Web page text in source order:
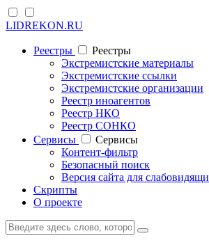
LIDREKON.RU
Реестры
Реестры
Экстремистские материалы
Экстремистские ссылки
Экстремистские организации
Реестр иноагентов
Реестр НКО
Реестр СОНКО
Cервисы
Cервисы
Контент-фильтр
Безопасный поиск
Версия сайта для
Скрипты
О проекте